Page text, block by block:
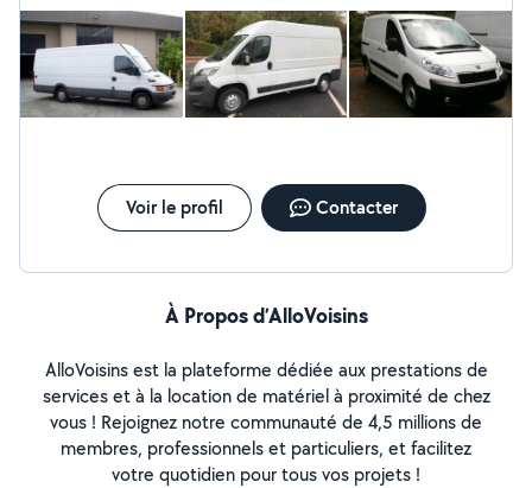
Voir le profil Contacter
À Propos d’AlloVoisins
AlloVoisins est la plateforme dédiée aux prestations de
services et à la location de matériel à proximité de chez
vous ! Rejoignez notre communauté de 4,5 millions de
membres, professionnels et particuliers, et facilitez
votre quotidien pour tous vos projets !